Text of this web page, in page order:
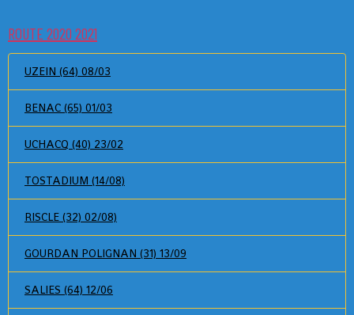
ROUTE 2020 2021
UZEIN (64) 08/03
BENAC (65) 01/03
UCHACQ (40) 23/02
TOSTADIUM (14/08)
RISCLE (32) 02/08)
GOURDAN POLIGNAN (31) 13/09
SALIES (64) 12/06